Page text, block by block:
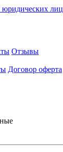
юридических лиц
Отзывы
Договор оферта